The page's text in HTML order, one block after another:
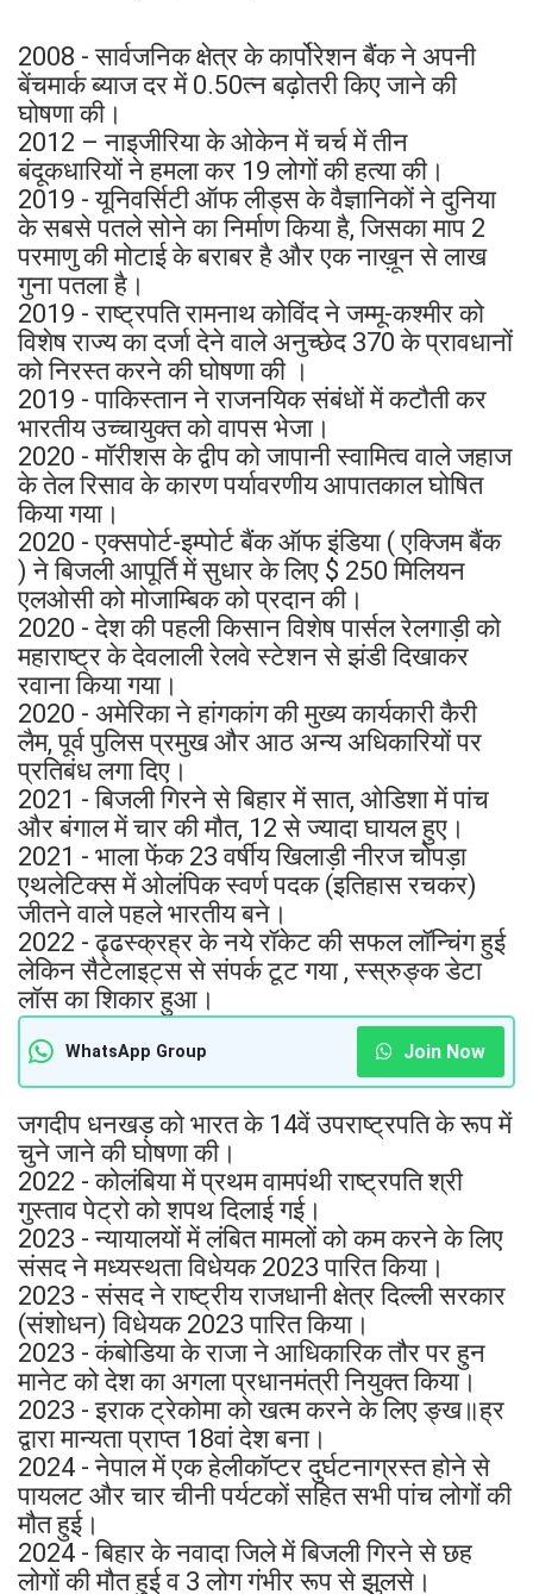
2008 - सार्वजनिक क्षेत्र के कार्पोरेशन बैंक ने अपनी
बेंचमार्क ब्याज दर में 0.50त्न बढ़ोतरी किए जाने की
घोषणा की।
2012 – नाइजीरिया के ओकेन में चर्च में तीन
बंदूकधारियों ने हमला कर 19 लोगों की हत्या की।
2019 - यूनिवर्सिटी ऑफ लीड्स के वैज्ञानिकों ने दुनिया
के सबसे पतले सोने का निर्माण किया है, जिसका माप 2
परमाणु की मोटाई के बराबर है और एक नाख़ून से लाख
गुना पतला है।
2019 - राष्ट्रपति रामनाथ कोविंद ने जम्मू-कश्मीर को
विशेष राज्य का दर्जा देने वाले अनुच्छेद 370 के प्रावधानों
को निरस्त करने की घोषणा की ।
2019 - पाकिस्तान ने राजनयिक संबंधों में कटौती कर
भारतीय उच्चायुक्त को वापस भेजा।
2020 - मॉरीशस के द्वीप को जापानी स्वामित्व वाले जहाज
के तेल रिसाव के कारण पर्यावरणीय आपातकाल घोषित
किया गया।
2020 - एक्सपोर्ट-इम्पोर्ट बैंक ऑफ इंडिया ( एक्जिम बैंक
) ने बिजली आपूर्ति में सुधार के लिए $ 250 मिलियन
एलओसी को मोजाम्बिक को प्रदान की।
2020 - देश की पहली किसान विशेष पार्सल रेलगाड़ी को
महाराष्‍ट्र के देवलाली रेलवे स्‍टेशन से झंडी दिखाकर
रवाना किया गया।
2020 - अमेरिका ने हांगकांग की मुख्य कार्यकारी कैरी
लैम, पूर्व पुलिस प्रमुख और आठ अन्य अधिकारियों पर
प्रतिबंध लगा दिए।
2021 - बिजली गिरने से बिहार में सात, ओडिशा में पांच
और बंगाल में चार की मौत, 12 से ज्यादा घायल हुए।
2021 - भाला फेंक 23 वर्षीय खिलाड़ी नीरज चोपड़ा
एथलेटिक्स में ओलंपिक स्वर्ण पदक (इतिहास रचकर)
जीतने वाले पहले भारतीय बने।
2022 - ढ्ढस्क्रह्र के नये रॉकेट की सफल लॉन्चिंग हुई
लेकिन सैटेलाइट्स से संपर्क टूट गया , स्स्रुङ्क डेटा
लॉस का शिकार हुआ।
WhatsApp Group Join Now
जगदीप धनखड़ को भारत के 14वें उपराष्ट्रपति के रूप में
चुने जाने की घोषणा की।
2022 - कोलंबिया में प्रथम वामपंथी राष्‍ट्रपति श्री
गुस्‍ताव पेट्रो को शपथ दिलाई गई।
2023 - न्यायालयों में लंबित मामलों को कम करने के लिए
संसद ने मध्यस्थता विधेयक 2023 पारित किया।
2023 - संसद ने राष्ट्रीय राजधानी क्षेत्र दिल्ली सरकार
(संशोधन) विधेयक 2023 पारित किया।
2023 - कंबोडिया के राजा ने आधिकारिक तौर पर हुन
मानेट को देश का अगला प्रधानमंत्री नियुक्त किया।
2023 - इराक ट्रेकोमा को खत्म करने के लिए ङ्ख॥ह्र
द्वारा मान्यता प्राप्त 18वां देश बना।
2024 - नेपाल में एक हेलीकॉप्टर दुर्घटनाग्रस्त होने से
पायलट और चार चीनी पर्यटकों सहित सभी पांच लोगों की
मौत हुई।
2024 - बिहार के नवादा जिले में बिजली गिरने से छह
लोगों की मौत हुई व 3 लोग गंभीर रूप से झुलसे।